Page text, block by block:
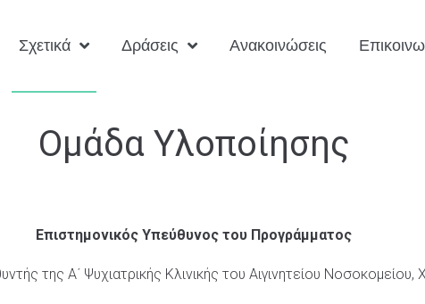
Σχετικά Δράσεις Ανακοινώσεις
Ομάδα Υλοποίησης
Επιστημονικός Υπεύθυνος του Προγράμματος
της Α΄ Ψυχιατρικής Κλινικής του Αιγινητείου